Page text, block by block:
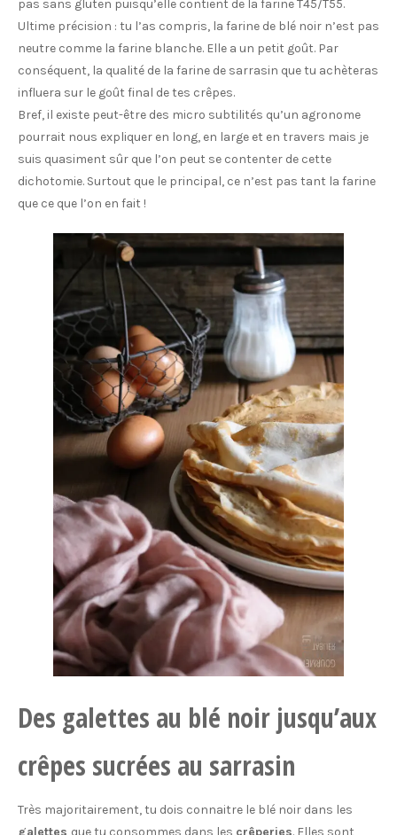
pas sans gluten puisqu’elle contient de la farine T45/T55.
Ultime précision : tu l’as compris, la farine de blé noir n’est pas
neutre comme la farine blanche. Elle a un petit goût. Par
conséquent, la qualité de la farine de sarrasin que tu achèteras
influera sur le goût final de tes crêpes.
Bref, il existe peut-être des micro subtilités qu’un agronome
pourrait nous expliquer en long, en large et en travers mais je
suis quasiment sûr que l’on peut se contenter de cette
dichotomie. Surtout que le principal, ce n’est pas tant la farine
que ce que l’on en fait !
Des galettes au blé noir jusqu’aux
crêpes sucrées au sarrasin
Très majoritairement, tu dois connaitre le blé noir dans les
galettes que tu consommes dans les crêperies. Elles sont